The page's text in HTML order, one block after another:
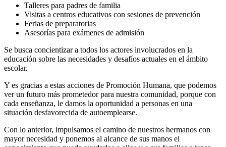
Talleres para padres de familia
Visitas a centros educativos con sesiones de prevención
Ferias de preparatorias
Asesorías para exámenes de admisión
Se busca concientizar a todos los actores involucrados en la
educación sobre las necesidades y desafíos actuales en el ámbito
escolar.
Y es gracias a estas acciones de Promoción Humana, que podemos
ver un futuro más prometedor para nuestra comunidad, porque con
cada enseñanza, le damos la oportunidad a personas en una
situación desfavorecida de autoemplearse.
Con lo anterior, impulsamos el camino de nuestros hermanos con
mayor necesidad y ponemos al alcance de sus manos el